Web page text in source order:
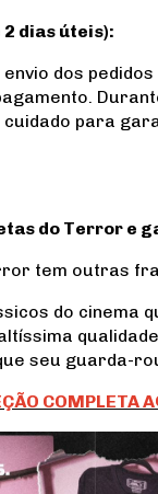
dias úteis):
dos
para
do Terror e
tem outras
do cinema
seu guarda-
COMPLETA